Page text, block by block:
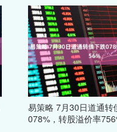
易策略 7月30日道通转
078%，转股溢价率